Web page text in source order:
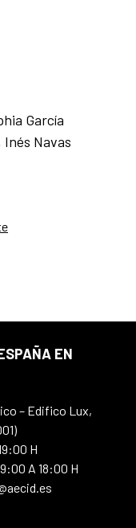
García
Navas
EN
– Edifico Lux,
H
A 18:00 H